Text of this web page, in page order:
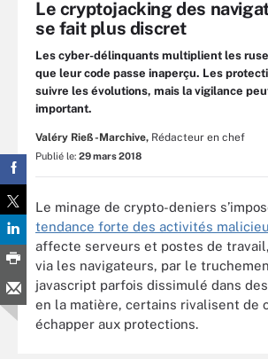
Le cryptojacking des
se fait plus discret
Les cyber-délinquants multiplient les
que leur code passe inaperçu. Les
suivre les évolutions, mais la vigilance
important.
Valéry Rieß-Marchive, Rédacteur en chef
Publié le: 29 mars 2018
Le minage de crypto-deniers
tendance forte des activités
affecte serveurs et postes de
via les navigateurs, par le
javascript parfois dissimulé dans
en la matière, certains rivalisent de
échapper aux protections.